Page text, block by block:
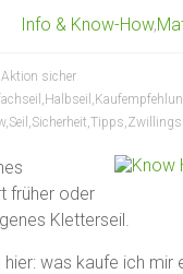
Info & Know-How,
Aktion sicher
, Halbseil ,
,Seil ,Sicherheit,Tipps,
früher oder
Kletterseil.
was kaufe ich mir